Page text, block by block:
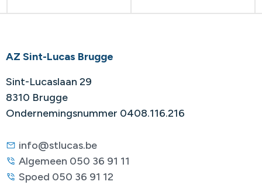
AZ Sint-Lucas Brugge
Sint-Lucaslaan 29
8310 Brugge
Ondernemingsnummer 0408.116.216
info@stlucas.be
Algemeen 050 36 91 11
Spoed 050 36 91 12